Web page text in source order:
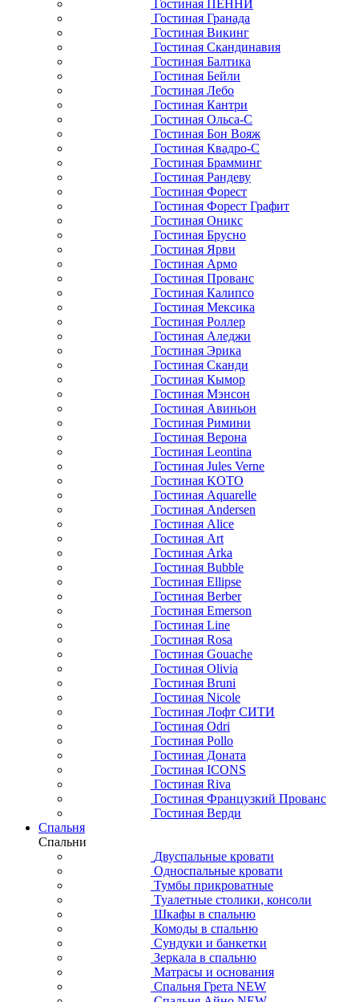
Гостиная ПЕННИ
Гостиная Гранада
Гостиная Викинг
Гостиная Скандинавия
Гостиная Балтика
Гостиная Бейли
Гостиная Лебо
Гостиная Кантри
Гостиная Ольса-С
Гостиная Бон Вояж
Гостиная Квадро-С
Гостиная Брамминг
Гостиная Рандеву
Гостиная Форест
Гостиная Форест Графит
Гостиная Оникс
Гостиная Брусно
Гостиная Ярви
Гостиная Армо
Гостиная Прованс
Гостиная Калипсо
Гостиная Мексика
Гостиная Роллер
Гостиная Аледжи
Гостиная Эрика
Гостиная Сканди
Гостиная Кымор
Гостиная Мэнсон
Гостиная Авиньон
Гостиная Римини
Гостиная Верона
Гостиная Leontina
Гостиная Jules Verne
Гостиная KOTO
Гостиная Aquarelle
Гостиная Andersen
Гостиная Alice
Гостиная Art
Гостиная Arka
Гостиная Bubble
Гостиная Ellipse
Гостиная Berber
Гостиная Emerson
Гостиная Line
Гостиная Rosa
Гостиная Gouache
Гостиная Olivia
Гостиная Bruni
Гостиная Nicole
Гостиная Лофт СИТИ
Гостиная Odri
Гостиная Pollo
Гостиная Доната
Гостиная ICONS
Гостиная Riva
Гостиная Французкий Прованс
Гостиная Верди
Спальня
Спальни
Двуспальные кровати
Односпальные кровати
Тумбы прикроватные
Туалетные столики, консоли
Шкафы в спальню
Комоды в спальню
Сундуки и банкетки
Зеркала в спальню
Матрасы и основания
Спальня Грета NEW